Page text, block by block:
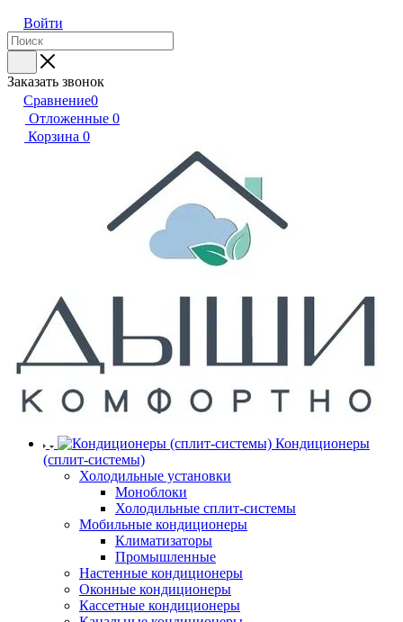
Войти
Заказать звонок
Сравнение0
Отложенные 0
Корзина 0
Кондиционеры
(сплит-системы)
Холодильные установки
Моноблоки
Холодильные сплит-системы
Мобильные кондиционеры
Климатизаторы
Промышленные
Настенные кондиционеры
Оконные кондиционеры
Кассетные кондиционеры